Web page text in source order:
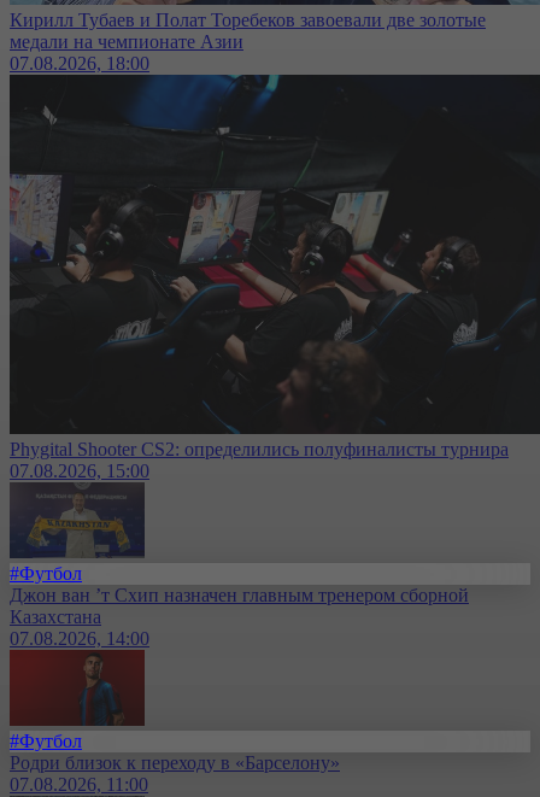
Кирилл Тубаев и Полат Торебеков завоевали две золотые
медали на чемпионате Азии
07.08.2026, 18:00
Phygital Shooter CS2: определились полуфиналисты турнира
07.08.2026, 15:00
#Футбол
Джон ван ’т Схип назначен главным тренером сборной
Казахстана
07.08.2026, 14:00
#Футбол
Родри близок к переходу в «Барселону»
07.08.2026, 11:00